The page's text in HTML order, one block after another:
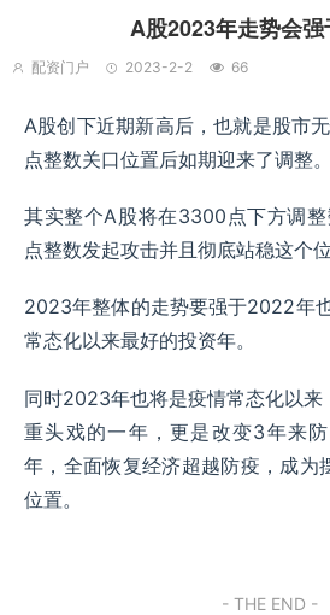
A股2023年走势会
配资门户 2023-2-2 66
A股创下近期新高后，也就是股市
点整数关口位置后如期迎来了调整。
其实整个A股将在3300点下方调
点整数发起攻击并且彻底站稳这个位
2023年整体的走势要强于2022年
常态化以来最好的投资年。
同时2023年也将是疫情常态化以来
重头戏的一年，更是改变3年来
年，全面恢复经济超越防疫，成为
位置。
- THE END -